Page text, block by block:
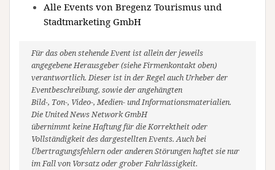
Alle Events von Bregenz Tourismus und
Stadtmarketing GmbH
Für das oben stehende Event ist allein der jeweils
angegebene Herausgeber (siehe Firmenkontakt oben)
verantwortlich. Dieser ist in der Regel auch Urheber der
Eventbeschreibung, sowie der angehängten
Bild-, Ton-, Video-, Medien- und Informationsmaterialien.
Die United News Network GmbH
übernimmt keine Haftung für die Korrektheit oder
Vollständigkeit des dargestellten Events. Auch bei
Übertragungsfehlern oder anderen Störungen haftet sie nur
im Fall von Vorsatz oder grober Fahrlässigkeit.